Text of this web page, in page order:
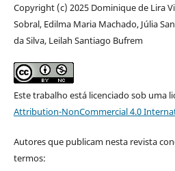
Copyright (c) 2025 Dominique de Lira
Sobral, Edilma Maria Machado, Júlia
da Silva, Leilah Santiago Bufrem
Este trabalho está licenciado sob uma
Attribution-NonCommercial 4.0
Autores que publicam nesta revista
termos: